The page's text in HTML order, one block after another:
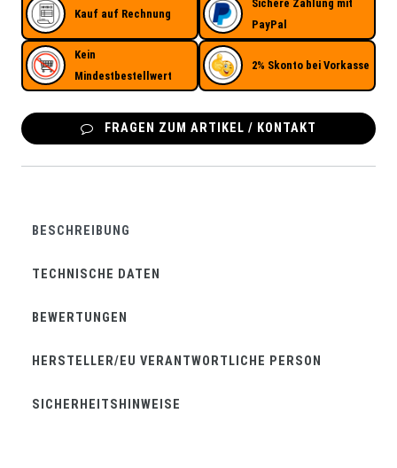
Kauf auf Rechnung
Sichere Zahlung mit
PayPal
Kein
Mindestbestellwert
2% Skonto bei Vorkasse
FRAGEN ZUM ARTIKEL / KONTAKT
BESCHREIBUNG
TECHNISCHE DATEN
BEWERTUNGEN
HERSTELLER/EU VERANTWORTLICHE PERSON
SICHERHEITSHINWEISE